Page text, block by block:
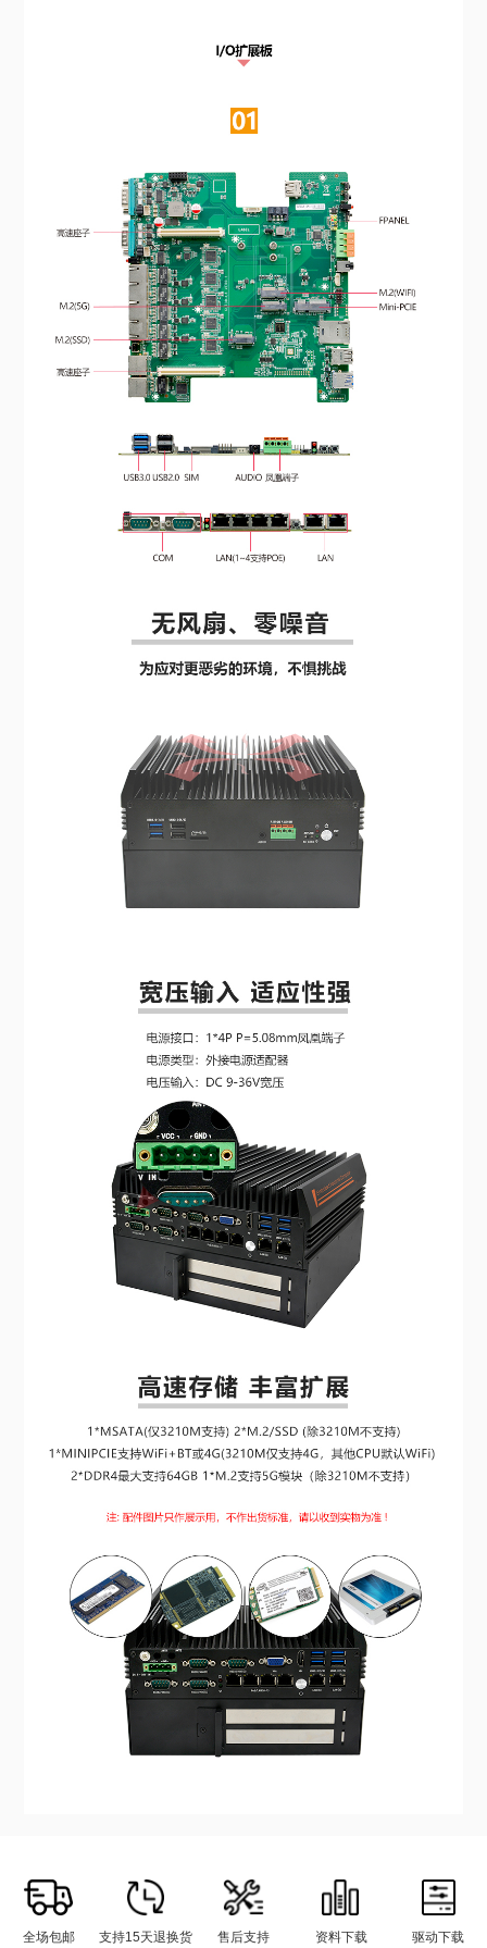
全场包邮 支持15天退换货 售后支持 资料下载 驱动下载